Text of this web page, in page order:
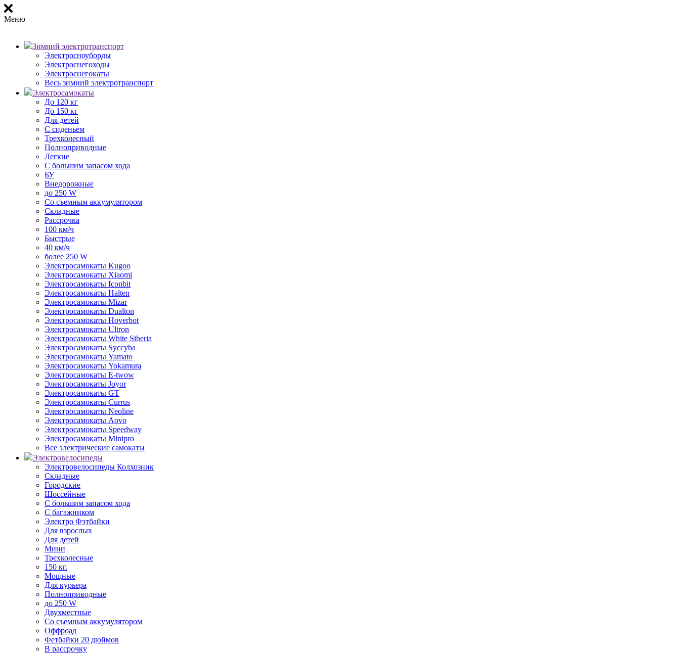
Меню
Зимний электротранспорт
Электросноуборды
Электроснегоходы
Электроснегокаты
Весь зимний электротранспорт
Электросамокаты
До 120 кг
До 150 кг
Для детей
С сиденьем
Трехколесный
Полноприводные
Легкие
С большим запасом хода
БУ
Внедорожные
до 250 W
Со съемным аккумулятором
Складные
Рассрочка
100 км/ч
Быстрые
40 км/ч
более 250 W
Электросамокаты Kugoo
Электросамокаты Xiaomi
Электросамокаты Iconbit
Электросамокаты Halten
Электросамокаты Mizar
Электросамокаты Dualton
Электросамокаты Hoverbot
Электросамокаты Ultron
Электросамокаты White Siberia
Электросамокаты Syccyba
Электросамокаты Yamato
Электросамокаты Yokamura
Электросамокаты E-twow
Электросамокаты Joyor
Электросамокаты GT
Электросамокаты Currus
Электросамокаты Neoline
Электросамокаты Aovo
Электросамокаты Speedway
Электросамокаты Minipro
Все электрические самокаты
Электровелосипеды
Электровелосипеды Колхозник
Складные
Городские
Шоссейные
С большим запасом хода
С багажником
Электро Фэтбайки
Для взрослых
Для детей
Мини
Трехколесные
150 кг.
Мощные
Для курьера
Полноприводные
до 250 W
Двухместные
Со съемным аккумулятором
Оффроад
Фетбайки 20 дюймов
В рассрочку